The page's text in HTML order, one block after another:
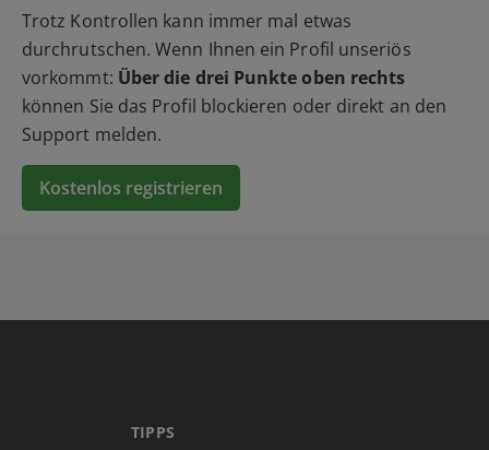
Trotz Kontrollen kann immer mal etwas
durchrutschen. Wenn Ihnen ein Profil unseriös
vorkommt: Über die drei Punkte oben rechts
können Sie das Profil blockieren oder direkt an den
Support melden.
Kostenlos registrieren
TIPPS